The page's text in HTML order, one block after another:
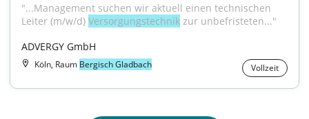
"...Management suchen wir aktuell einen technischen
Leiter (m/w/d) Versorgungstechnik zur unbefristeten..."
ADVERGY GmbH
Köln, Raum Bergisch Gladbach Vollzeit